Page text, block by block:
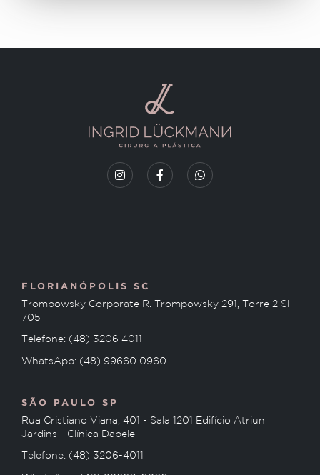
FLORIANÓPOLIS SC
Trompowsky Corporate R. Trompowsky 291, Torre 2 Sl
705
Telefone: (48) 3206 4011
WhatsApp: (48) 99660 0960
SÃO PAULO SP
Rua Cristiano Viana, 401 - Sala 1201 Edifício Atriun
Jardins - Clínica Dapele
Telefone: (48) 3206-4011